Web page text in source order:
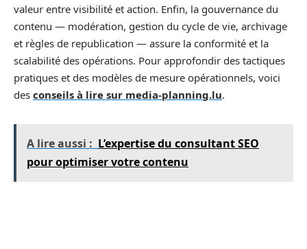
valeur entre visibilité et action. Enfin, la gouvernance du
contenu — modération, gestion du cycle de vie, archivage
et règles de republication — assure la conformité et la
scalabilité des opérations. Pour approfondir des tactiques
pratiques et des modèles de mesure opérationnels, voici
des conseils à lire sur media-planning.lu.
A lire aussi : L’expertise du consultant SEO
pour optimiser votre contenu